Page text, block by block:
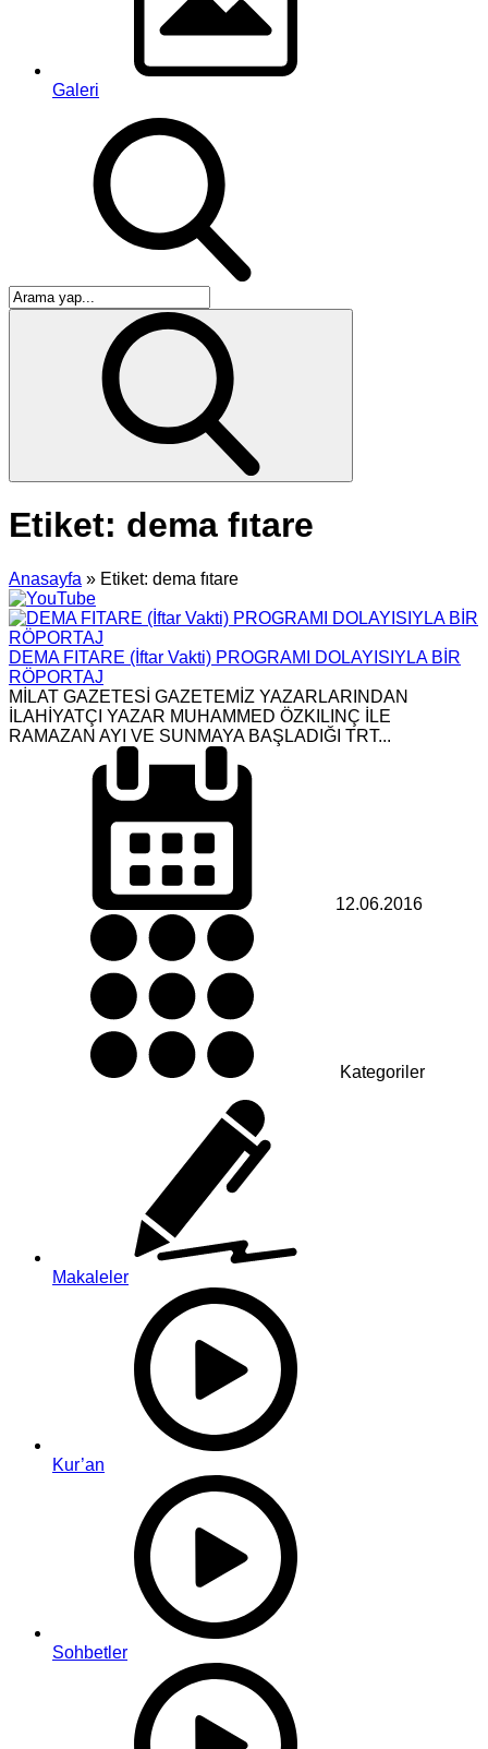
Galeri
Etiket: dema fıtare
Anasayfa » Etiket: dema fıtare
DEMA FITARE (İftar Vakti) PROGRAMI DOLAYISIYLA BİR
RÖPORTAJ
MİLAT GAZETESİ GAZETEMİZ YAZARLARINDAN
İLAHİYATÇI YAZAR MUHAMMED ÖZKILINÇ İLE
RAMAZAN AYI VE SUNMAYA BAŞLADIĞI TRT...
12.06.2016
Kategoriler
Makaleler
Kur’an
Sohbetler